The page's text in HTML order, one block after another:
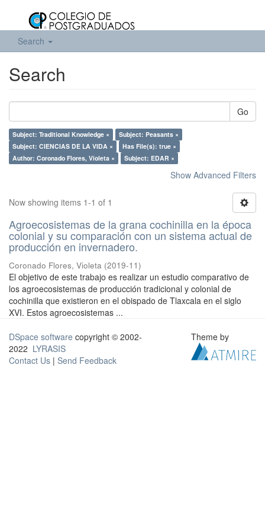
Search
Search
Go
Subject: Traditional Knowledge ×
Subject: Peasants ×
Subject: CIENCIAS DE LA VIDA ×
Has File(s): true ×
Author: Coronado Flores, Violeta ×
Subject: EDAR ×
Show Advanced Filters
Now showing items 1-1 of 1
Agroecosistemas de la grana cochinilla en la época
colonial y su comparación con un sistema actual de
producción en invernadero.
Coronado Flores, Violeta (2019-11)
El objetivo de este trabajo es realizar un estudio comparativo de
los agroecosistemas de producción tradicional y colonial de
cochinilla que existieron en el obispado de Tlaxcala en el siglo
XVI. Estos agroecosistemas ...
DSpace software copyright © 2002-
2022 LYRASIS
Contact Us | Send Feedback
Theme by